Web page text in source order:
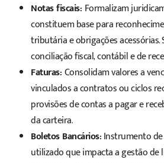
Notas fiscais: Formalizam
constituem base para
tributária e obrigações
conciliação fiscal, contábil e de
Faturas:Consolidam valores a
vinculados a contratos ou ciclos
provisões de contas a pagar e
da carteira.
Boletos Bancários:Instrumento
utilizado que impacta a gestão